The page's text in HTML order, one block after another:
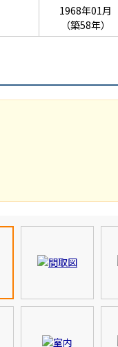
1968年01月
（築58年）